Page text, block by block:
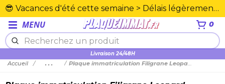
😎 Vacances d'été cette semaine > Délais légèrement rallongés. Merci☀️
MENU 0
Livraison 24/48H
Plexiglas en PMMA supérieure
Accueil ... Plaque immatriculation Filigrane Leopard